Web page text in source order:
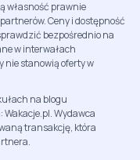
własność prawnie
Ceny i dostępność
bezpośrednio na
w interwałach
nie stanowią oferty w
na blogu
Wydawca
transakcję, która